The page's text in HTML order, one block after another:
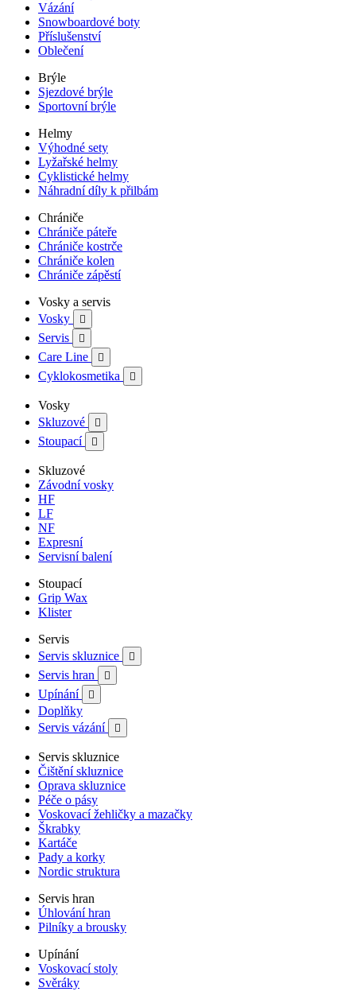
Vázání
Snowboardové boty
Příslušenství
Oblečení
Brýle
Sjezdové brýle
Sportovní brýle
Helmy
Výhodné sety
Lyžařské helmy
Cyklistické helmy
Náhradní díly k přilbám
Chrániče
Chrániče páteře
Chrániče kostrče
Chrániče kolen
Chrániče zápěstí
Vosky a servis
Vosky

Servis 
Care Line 
Cyklokosmetika 
Vosky
Skluzové

Stoupací 
Skluzové
Závodní vosky
HF
LF
NF
Expresní
Servisní balení
Stoupací
Grip Wax
Klister
Servis
Servis skluznice

Servis hran 
Upínání 
Doplňky
Servis vázání

Servis skluznice
Čištění skluznice
Oprava skluznice
Péče o pásy
Voskovací žehličky a mazačky
Škrabky
Kartáče
Pady a korky
Nordic struktura
Servis hran
Úhlování hran
Pilníky a brousky
Upínání
Voskovací stoly
Svěráky